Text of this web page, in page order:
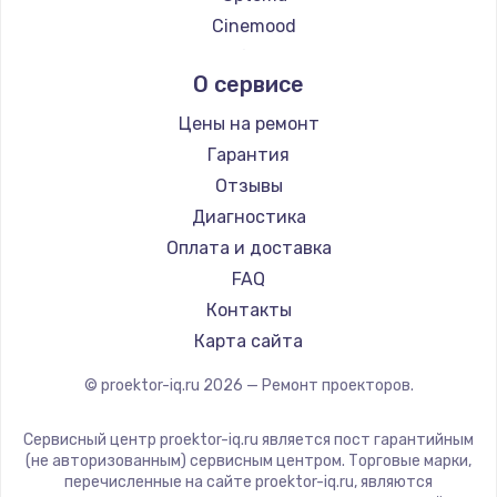
790 руб.
Заказать
Замена динамика
Заказать
Замена корпуса
890 руб.
890 руб.
Cinemood
Barco
Xgimi
Canon
JVC
Casio
Hiper
HITACHI
Panasonic
Hisense
О сервисе
Цены на ремонт
Гарантия
Отзывы
Диагностика
Оплата и доставка
FAQ
Контакты
Карта сайта
© proektor-iq.ru 2026 — Ремонт проекторов.
Сервисный центр proektor-iq.ru является пост гарантийным
(не авторизованным) сервисным центром. Торговые марки,
перечисленные на сайте proektor-iq.ru, являются